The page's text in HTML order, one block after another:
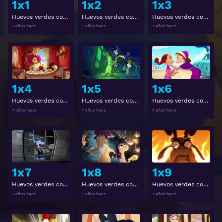
1x1
Huevos verdes con jamón 1x1
7 años hace
1x2
Huevos verdes con jamón 1x2
7 años hace
1x3
Huevos verdes con jamón 1x3
7 años hace
1x4
Huevos verdes con jamón 1x4
7 años hace
Ver
1x5
Huevos verdes con jamón 1x5
7 años hace
Ver
1x6
Huevos verdes con jamón 1x6
7 años hace
1x7
Huevos verdes con jamón 1x7
7 años hace
Ver
1x8
Huevos verdes con jamón 1x8
7 años hace
Ver
1x9
Huevos verdes con jamón 1x9
7 años hace
Ver Ver